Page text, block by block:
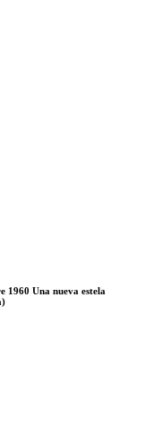
1960 Una nueva estela